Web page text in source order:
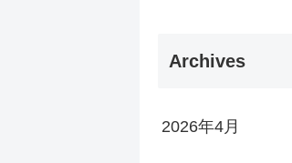
Archives
2026年4月